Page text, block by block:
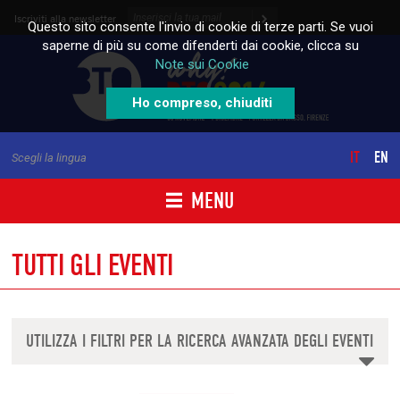
Skip to content
Iscriviti alla newsletter
MENU
Scegli la lingua IT EN
TUTTI GLI EVENTI
UTILIZZA I FILTRI PER LA RICERCA AVANZATA DEGLI EVENTI
Questo sito consente l'invio di cookie di terze parti. Se vuoi
saperne di più su come difenderti dai cookie, clicca su
Note sui Cookie
Ho compreso, chiuditi